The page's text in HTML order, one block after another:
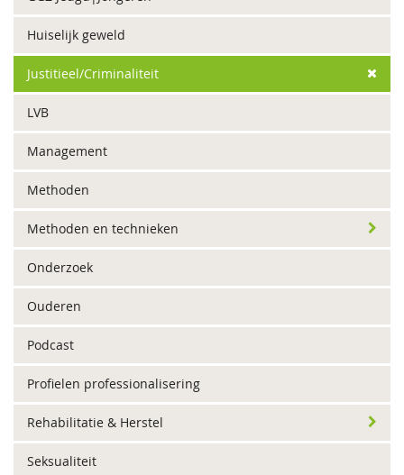
Huiselijk geweld
Justitieel/Criminaliteit
LVB
Management
Methoden
Methoden en technieken
Onderzoek
Ouderen
Podcast
Profielen professionalisering
Rehabilitatie & Herstel
Seksualiteit